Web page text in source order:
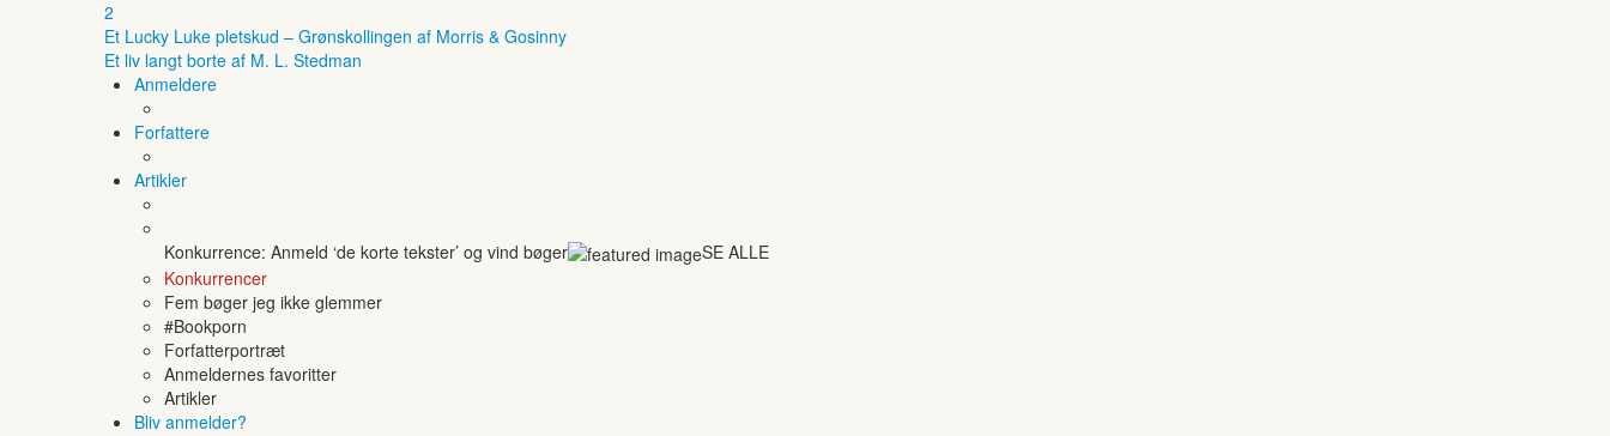
2
Et Lucky Luke pletskud – Grønskollingen af Morris & Gosinny
Et liv langt borte af M. L. Stedman
Anmeldere
Forfattere
Artikler
Konkurrence: Anmeld ‘de korte tekster’ og vind bøger
SE ALLE
Konkurrencer
Fem bøger jeg ikke glemmer
#Bookporn
Forfatterportræt
Anmeldernes favoritter
Artikler
Bliv anmelder?